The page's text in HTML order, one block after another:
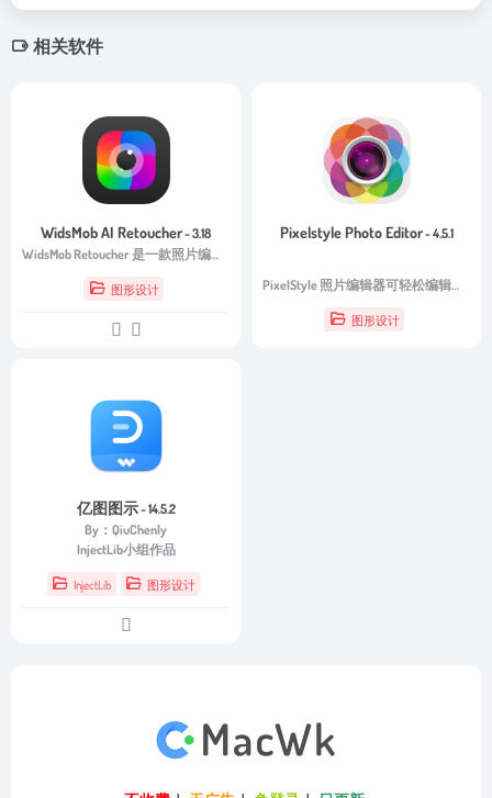
相关软件
WidsMob AI Retoucher- 3.18
WidsMob Retoucher 是一款照片编辑器，可让您发现艺术照片效果的魔力。
图形设计
Pixelstyle Photo Editor- 4.5.1
PixelStyle 照片编辑器可轻松编辑照片和图像，并创建原创、独特的艺术作品。
图形设计
亿图图示- 14.5.2
By：QiuChenly
InjectLib小组作品
InjectLib 图形设计